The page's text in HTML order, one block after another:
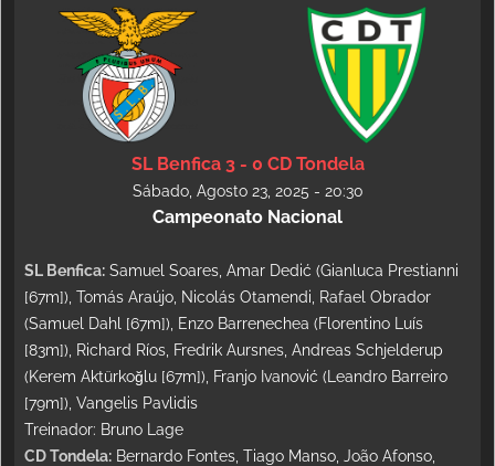
SL Benfica 3 - 0 CD Tondela
Sábado, Agosto 23, 2025 - 20:30
Campeonato Nacional
SL Benfica: Samuel Soares, Amar Dedić (Gianluca Prestianni
[67m]), Tomás Araújo, Nicolás Otamendi, Rafael Obrador
(Samuel Dahl [67m]), Enzo Barrenechea (Florentino Luís
[83m]), Richard Ríos, Fredrik Aursnes, Andreas Schjelderup
(Kerem Aktürkoğlu [67m]), Franjo Ivanović (Leandro Barreiro
[79m]), Vangelis Pavlidis
Treinador: Bruno Lage
CD Tondela: Bernardo Fontes, Tiago Manso, João Afonso,